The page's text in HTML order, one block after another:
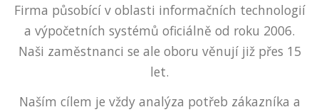
Firma působící v oblasti informačních technologií
a výpočetních systémů oficiálně od roku 2006.
Naši zaměstnanci se ale oboru věnují již přes 15
let.
Naším cílem je vždy analýza potřeb zákazníka a